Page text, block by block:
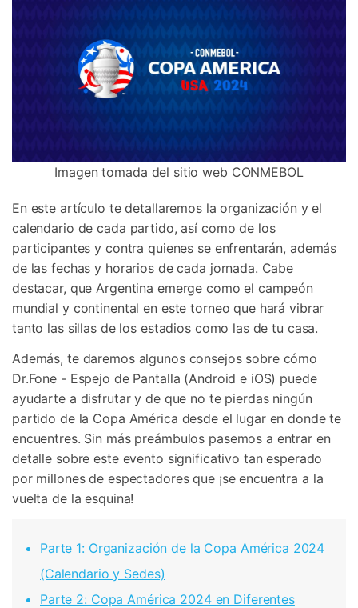
Imagen tomada del sitio web CONMEBOL
En este artículo te detallaremos la organización y el
calendario de cada partido, así como de los
participantes y contra quienes se enfrentarán, además
de las fechas y horarios de cada jornada. Cabe
destacar, que Argentina emerge como el campeón
mundial y continental en este torneo que hará vibrar
tanto las sillas de los estadios como las de tu casa.
Además, te daremos algunos consejos sobre cómo
Dr.Fone - Espejo de Pantalla (Android e iOS) puede
ayudarte a disfrutar y de que no te pierdas ningún
partido de la Copa América desde el lugar en donde te
encuentres. Sin más preámbulos pasemos a entrar en
detalle sobre este evento significativo tan esperado
por millones de espectadores que ¡se encuentra a la
vuelta de la esquina!
Parte 1: Organización de la Copa América 2024
(Calendario y Sedes)
Parte 2: Copa América 2024 en Diferentes